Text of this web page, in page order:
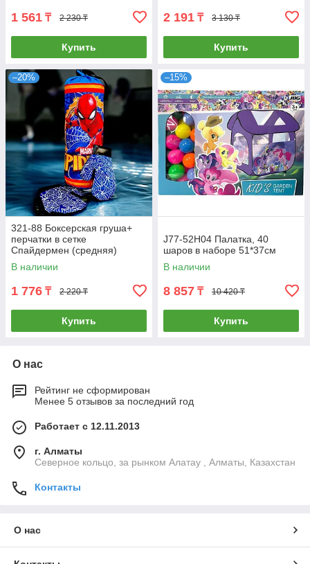
1 561 ₸ 2 230 ₸
Купить
2 191 ₸ 3 130 ₸
Купить
–20%
321-88 Боксерская груша+
перчатки в сетке
Спайдермен (средняя)
40х13см
В наличии
1 776 ₸ 2 220 ₸
Купить
–15%
J77-52H04 Палатка, 40
шаров в наборе 51*37см
В наличии
8 857 ₸ 10 420 ₸
Купить
О нас
Рейтинг не сформирован
Менее 5 отзывов за последний год
Работает с 12.11.2013
г. Алматы
Северное кольцо, за рынком Алатау , Алматы, Казахстан
Контакты
О нас